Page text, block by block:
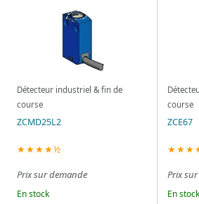
Détecteur industriel & fin de
course
ZCMD25L2
★★★★½
Prix sur demande
En stock
course
ZCE67
Prix
En stock